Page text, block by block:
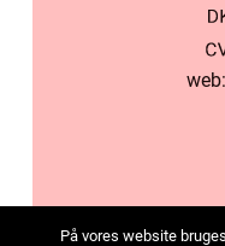
web:
På vores website